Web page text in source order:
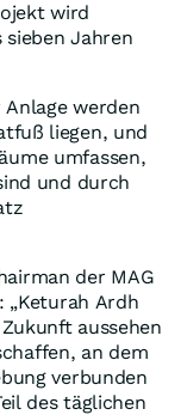
wird
Jahren
werden
liegen, und
umfassen,
und durch
der MAG
„Keturah Ardh
aussehen
an dem
verbunden
des täglichen